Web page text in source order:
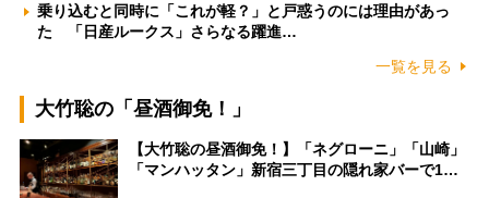
乗り込むと同時に「これが軽？」と戸惑うのには理由があっ
た 「日産ルークス」さらなる躍進…
一覧を見る
大竹聡の「昼酒御免！」
【大竹聡の昼酒御免！】「ネグローニ」「山崎」
「マンハッタン」新宿三丁目の隠れ家バーで1…